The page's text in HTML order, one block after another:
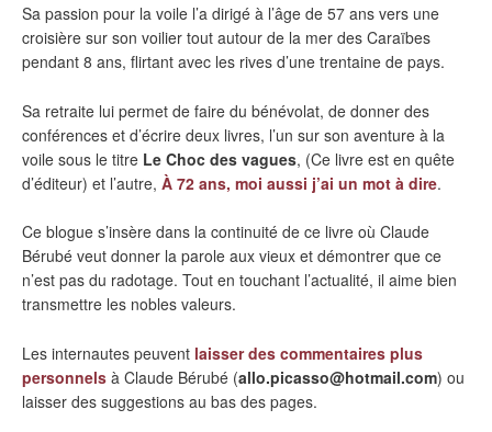
Sa passion pour la voile l’a dirigé à l’âge de 57 ans vers une
croisière sur son voilier tout autour de la mer des Caraïbes
pendant 8 ans, flirtant avec les rives d’une trentaine de pays.
Sa retraite lui permet de faire du bénévolat, de donner des
conférences et d’écrire deux livres, l’un sur son aventure à la
voile sous le titre Le Choc des vagues, (Ce livre est en quête
d’éditeur) et l’autre, À 72 ans, moi aussi j’ai un mot à dire.
Ce blogue s’insère dans la continuité de ce livre où Claude
Bérubé veut donner la parole aux vieux et démontrer que ce
n’est pas du radotage. Tout en touchant l’actualité, il aime bien
transmettre les nobles valeurs.
Les internautes peuvent laisser des commentaires plus
personnels à Claude Bérubé (allo.picasso@hotmail.com) ou
laisser des suggestions au bas des pages.